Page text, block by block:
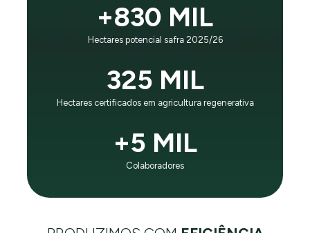
+830 MIL
Hectares potencial safra 2025/26
325 MIL
Hectares certificados em agricultura regenerativa
+5 MIL
Colaboradores